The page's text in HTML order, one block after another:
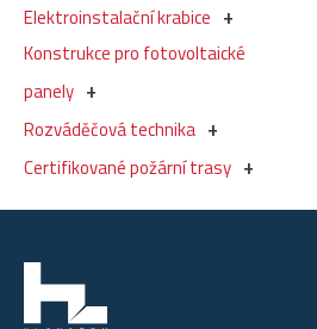
Elektroinstalační krabice
Konstrukce pro fotovoltaické
panely
Rozváděčová technika
Certifikované požární trasy